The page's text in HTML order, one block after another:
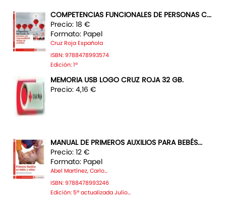
COMPETENCIAS FUNCIONALES DE PERSONAS C...
Precio: 18 €
Formato: Papel
Cruz Roja Española
ISBN: 9788478993574
Edición: 1ª
MEMORIA USB LOGO CRUZ ROJA 32 GB.
Precio: 4,16 €
MANUAL DE PRIMEROS AUXILIOS PARA BEBÉS...
Precio: 12 €
Formato: Papel
Abel Martínez, Carlo...
ISBN: 9788478993246
Edición: 5ª actualizada Julio...